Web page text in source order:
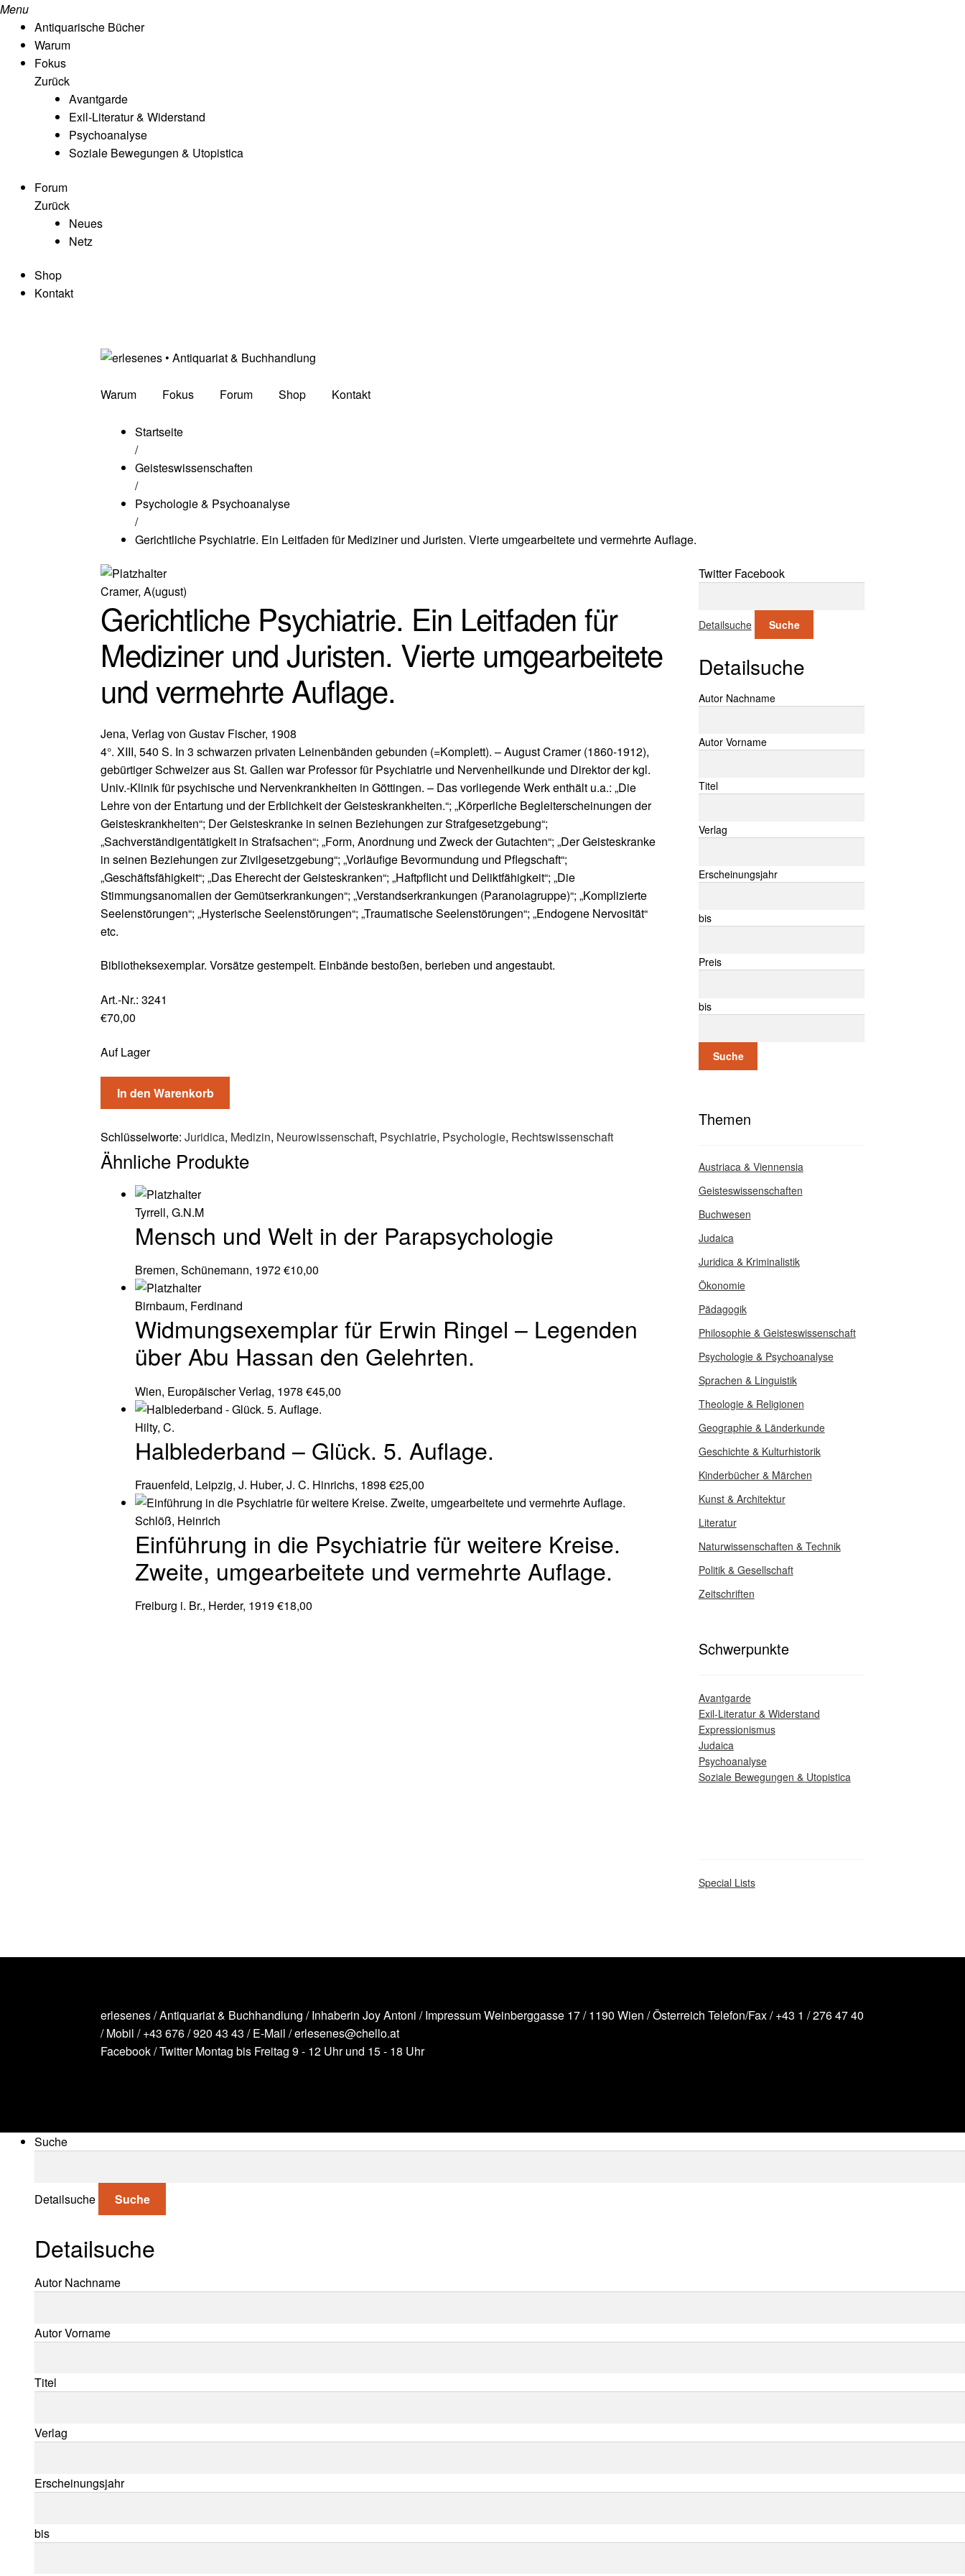
Menu
Antiquarische Bücher
Warum
Fokus
Zurück
Avantgarde
Exil-Literatur & Widerstand
Psychoanalyse
Soziale Bewegungen & Utopistica
Forum
Zurück
Neues
Netz
Shop
Kontakt
Warum Fokus Forum Shop Kontakt
Startseite
/
Geisteswissenschaften
/
Psychologie & Psychoanalyse
/
Gerichtliche Psychiatrie. Ein Leitfaden für Mediziner und Juristen. Vierte umgearbeitete und vermehrte Auflage.
Cramer, A(ugust)
Gerichtliche Psychiatrie. Ein Leitfaden für
Mediziner und Juristen. Vierte umgearbeitete
und vermehrte Auflage.
Jena, Verlag von Gustav Fischer, 1908
4°. XIII, 540 S. In 3 schwarzen privaten Leinenbänden gebunden (=Komplett). – August Cramer (1860-1912),
gebürtiger Schweizer aus St. Gallen war Professor für Psychiatrie und Nervenheilkunde und Direktor der kgl.
Univ.-Klinik für psychische und Nervenkrankheiten in Göttingen. – Das vorliegende Werk enthält u.a.: „Die
Lehre von der Entartung und der Erblichkeit der Geisteskrankheiten.“; „Körperliche Begleiterscheinungen der
Geisteskrankheiten“; Der Geisteskranke in seinen Beziehungen zur Strafgesetzgebung“;
„Sachverständigentätigkeit in Strafsachen“; „Form, Anordnung und Zweck der Gutachten“; „Der Geisteskranke
in seinen Beziehungen zur Zivilgesetzgebung“; „Vorläufige Bevormundung und Pflegschaft“;
„Geschäftsfähigkeit“; „Das Eherecht der Geisteskranken“; „Haftpflicht und Deliktfähigkeit“; „Die
Stimmungsanomalien der Gemütserkrankungen“; „Verstandserkrankungen (Paranoiagruppe)“; „Komplizierte
Seelenstörungen“; „Hysterische Seelenstörungen“; „Traumatische Seelenstörungen“; „Endogene Nervosität“
etc.
Bibliotheksexemplar. Vorsätze gestempelt. Einbände bestoßen, berieben und angestaubt.
Art.-Nr.:3241
€70,00
Auf Lager
In den Warenkorb
Schlüsselworte: Juridica, Medizin, Neurowissenschaft, Psychiatrie, Psychologie, Rechtswissenschaft
Ähnliche Produkte
Tyrrell, G.N.M
Mensch und Welt in der Parapsychologie
Bremen, Schünemann, 1972€10,00
Birnbaum, Ferdinand
Widmungsexemplar für Erwin Ringel – Legenden
über Abu Hassan den Gelehrten.
Wien, Europäischer Verlag, 1978 €45,00
Hilty, C.
Halblederband – Glück. 5. Auflage.
Frauenfeld, Leipzig, J. Huber, J. C. Hinrichs, 1898 €25,00
Schlöß, Heinrich
Einführung in die Psychiatrie für weitere Kreise.
Zweite, umgearbeitete und vermehrte Auflage.
Freiburg i. Br., Herder, 1919€18,00
Twitter Facebook
Detailsuche Suche
Detailsuche
Suche nach:
Autor Nachname
Autor Vorname
Titel
Verlag
Erscheinungsjahr
bis
Preis
bis
Suche
Themen
Austriaca & Viennensia
Geisteswissenschaften
Buchwesen
Judaica
Juridica & Kriminalistik
Ökonomie
Pädagogik
Philosophie & Geisteswissenschaft
Psychologie & Psychoanalyse
Sprachen & Linguistik
Theologie & Religionen
Geographie & Länderkunde
Geschichte & Kulturhistorik
Kinderbücher & Märchen
Kunst & Architektur
Literatur
Naturwissenschaften & Technik
Politik & Gesellschaft
Zeitschriften
Schwerpunkte
Avantgarde
Exil-Literatur & Widerstand
Expressionismus
Judaica
Psychoanalyse
Soziale Bewegungen & Utopistica
Special Lists
erlesenes / Antiquariat & Buchhandlung / Inhaberin Joy Antoni /ImpressumWeinberggasse 17 / 1190 Wien / Österreich Telefon/Fax /+43 1 / 276 47 40
/ Mobil /+43 676 / 920 43 43 / E-Mail /erlesenes@chello.at
Facebook/Twitter Montag bis Freitag 9 - 12 Uhr und 15 - 18 Uhr
Suche
Detailsuche Suche
Detailsuche
Suche nach:
Autor Nachname
Autor Vorname
Titel
Verlag
Erscheinungsjahr
bis